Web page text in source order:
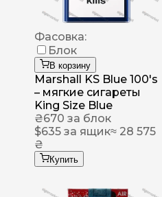
Фасовка:
Блок
В корзину
Marshall KS Blue 100's
– мягкие сигареты
King Size Blue
₴670 за блок
$635 за ящик≈ 28 575
₴
Купить